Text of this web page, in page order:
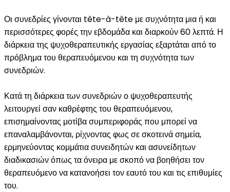
Οι συνεδρίες γίνονται tête-à-tête με συχνότητα μια ή και
περισσότερες φορές την εβδομάδα και διαρκούν 60 λεπτά. Η
διάρκεια της ψυχοθεραπευτικής εργασίας εξαρτάται από το
πρόβλημα του θεραπευόμενου και τη συχνότητα των
συνεδριών.
Κατά τη διάρκεια των συνεδριών ο ψυχοθεραπευτής
λειτουργεί σαν καθρέφτης του θεραπευόμενου,
επισημαίνοντας μοτίβα συμπεριφοράς που μπορεί να
επαναλαμβάνονται, ρίχνοντας φως σε σκοτεινά σημεία,
ερμηνεύοντας κομμάτια συνειδητών και ασυνείδητων
διαδικασιών όπως τα όνειρα με σκοπό να βοηθήσει τον
θεραπευόμενο να κατανοήσει τον εαυτό του και τις επιθυμίες
του.